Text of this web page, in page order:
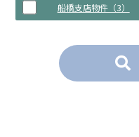
船橋支店物件（3）